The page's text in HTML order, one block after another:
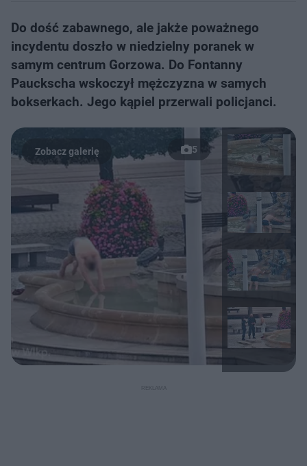
Do dość zabawnego, ale jakże poważnego
incydentu doszło w niedzielny poranek w
samym centrum Gorzowa. Do Fontanny
Pauckscha wskoczył mężczyzna w samych
bokserkach. Jego kąpiel przerwali policjanci.
5